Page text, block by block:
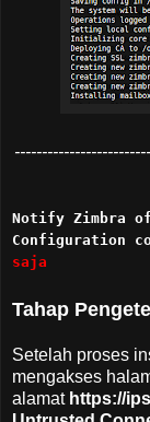
Notify Zimbra
Configuration
saja
Tahap
Setelah proses
mengakses
alamat https://